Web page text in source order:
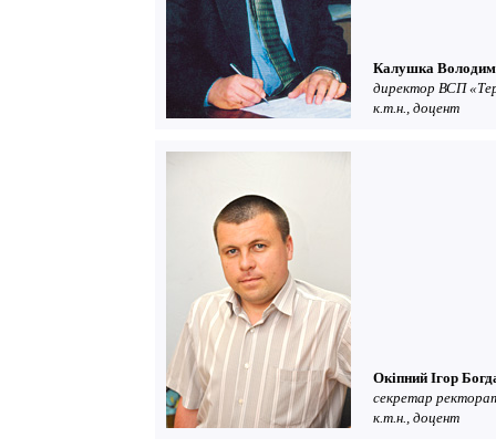
Калушка
директор ВСП
к.т.н., доцент
Окіпний Ігор
секретар
к.т.н., доцент